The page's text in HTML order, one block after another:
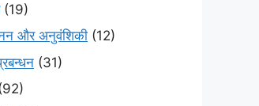
(19)
और अनुवंशिकी (12)
(31)